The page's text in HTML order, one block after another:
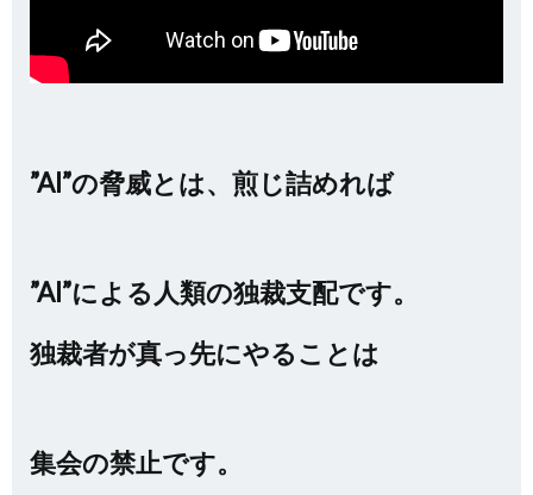
”AI”の脅威とは、煎じ詰めれば
”AI”による人類の独裁支配です。
独裁者が真っ先にやることは
集会の禁止です。